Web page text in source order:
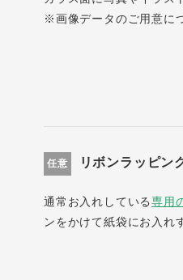
※画像データのご用意に
任意 リボンラッピン
通常お入れしている専用
ンをかけて紙袋にお入れ